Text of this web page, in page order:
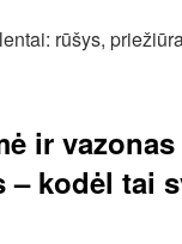
ir vazonas
– kodėl tai